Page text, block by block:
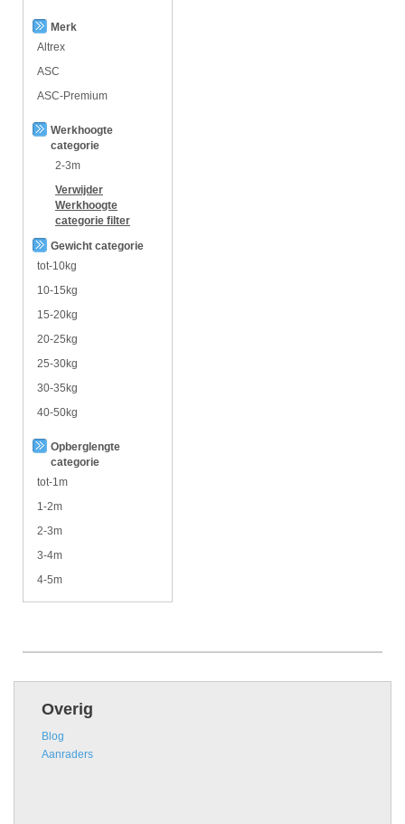
Merk
Altrex
ASC
ASC-Premium
Werkhoogte
categorie
2-3m
Verwijder
Werkhoogte
categorie filter
Gewicht categorie
tot-10kg
10-15kg
15-20kg
20-25kg
25-30kg
30-35kg
40-50kg
Opberglengte
categorie
tot-1m
1-2m
2-3m
3-4m
4-5m
Overig
Blog
Aanraders